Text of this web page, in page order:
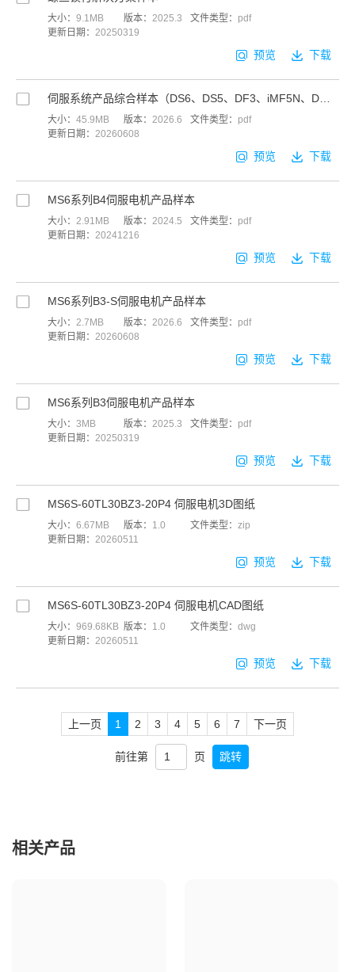
预览 下载
大小： 9.1MB 版本： 2025.3 文件类型： pdf
更新日期： 20250319
预览 下载
伺服系统产品综合样本（DS6、DS5、DF3、iMF5N、DM6、DL6）
大小： 45.9MB 版本： 2026.6 文件类型： pdf
更新日期： 20260608
预览 下载
MS6系列B4伺服电机产品样本
大小： 2.91MB 版本： 2024.5 文件类型： pdf
更新日期： 20241216
预览 下载
MS6系列B3-S伺服电机产品样本
大小： 2.7MB 版本： 2026.6 文件类型： pdf
更新日期： 20260608
预览 下载
MS6系列B3伺服电机产品样本
大小： 3MB 版本： 2025.3 文件类型： pdf
更新日期： 20250319
预览 下载
MS6S-60TL30BZ3-20P4 伺服电机3D图纸
大小： 6.67MB 版本： 1.0 文件类型： zip
更新日期： 20260511
预览 下载
MS6S-60TL30BZ3-20P4 伺服电机CAD图纸
大小： 969.68KB 版本： 1.0 文件类型： dwg
更新日期： 20260511
上一页 1 2 3 4 5 6 7 下一页
前往第 页 跳转
相关产品